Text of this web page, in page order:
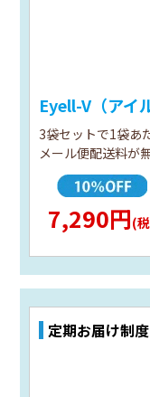
Eyell-V（アイ
3袋セットで1袋あ
メール便配送料が
7,290円(税
定期お届け制度